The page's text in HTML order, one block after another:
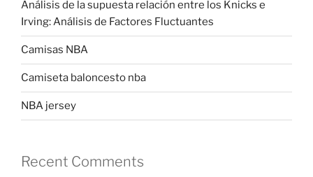
Análisis de la supuesta relación entre los Knicks e
Irving: Análisis de Factores Fluctuantes
Camisas NBA
Camiseta baloncesto nba
NBA jersey
Recent Comments